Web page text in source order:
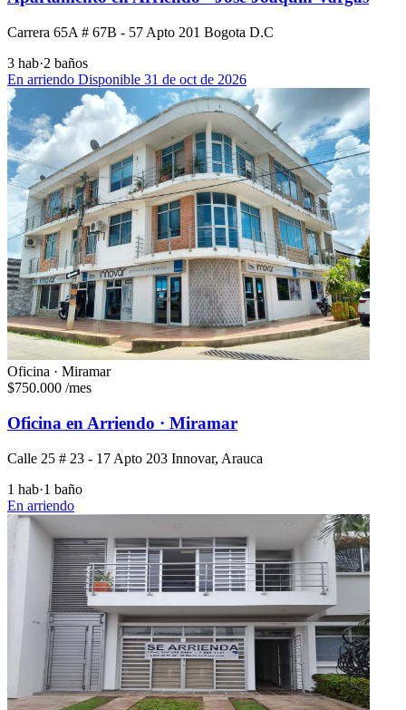
Carrera 65A # 67B - 57 Apto 201 Bogota D.C
3 hab·2 baños
En arriendo Disponible 31 de oct de 2026
Oficina · Miramar
$750.000 /mes
Oficina en Arriendo · Miramar
Calle 25 # 23 - 17 Apto 203 Innovar, Arauca
1 hab·1 baño
En arriendo